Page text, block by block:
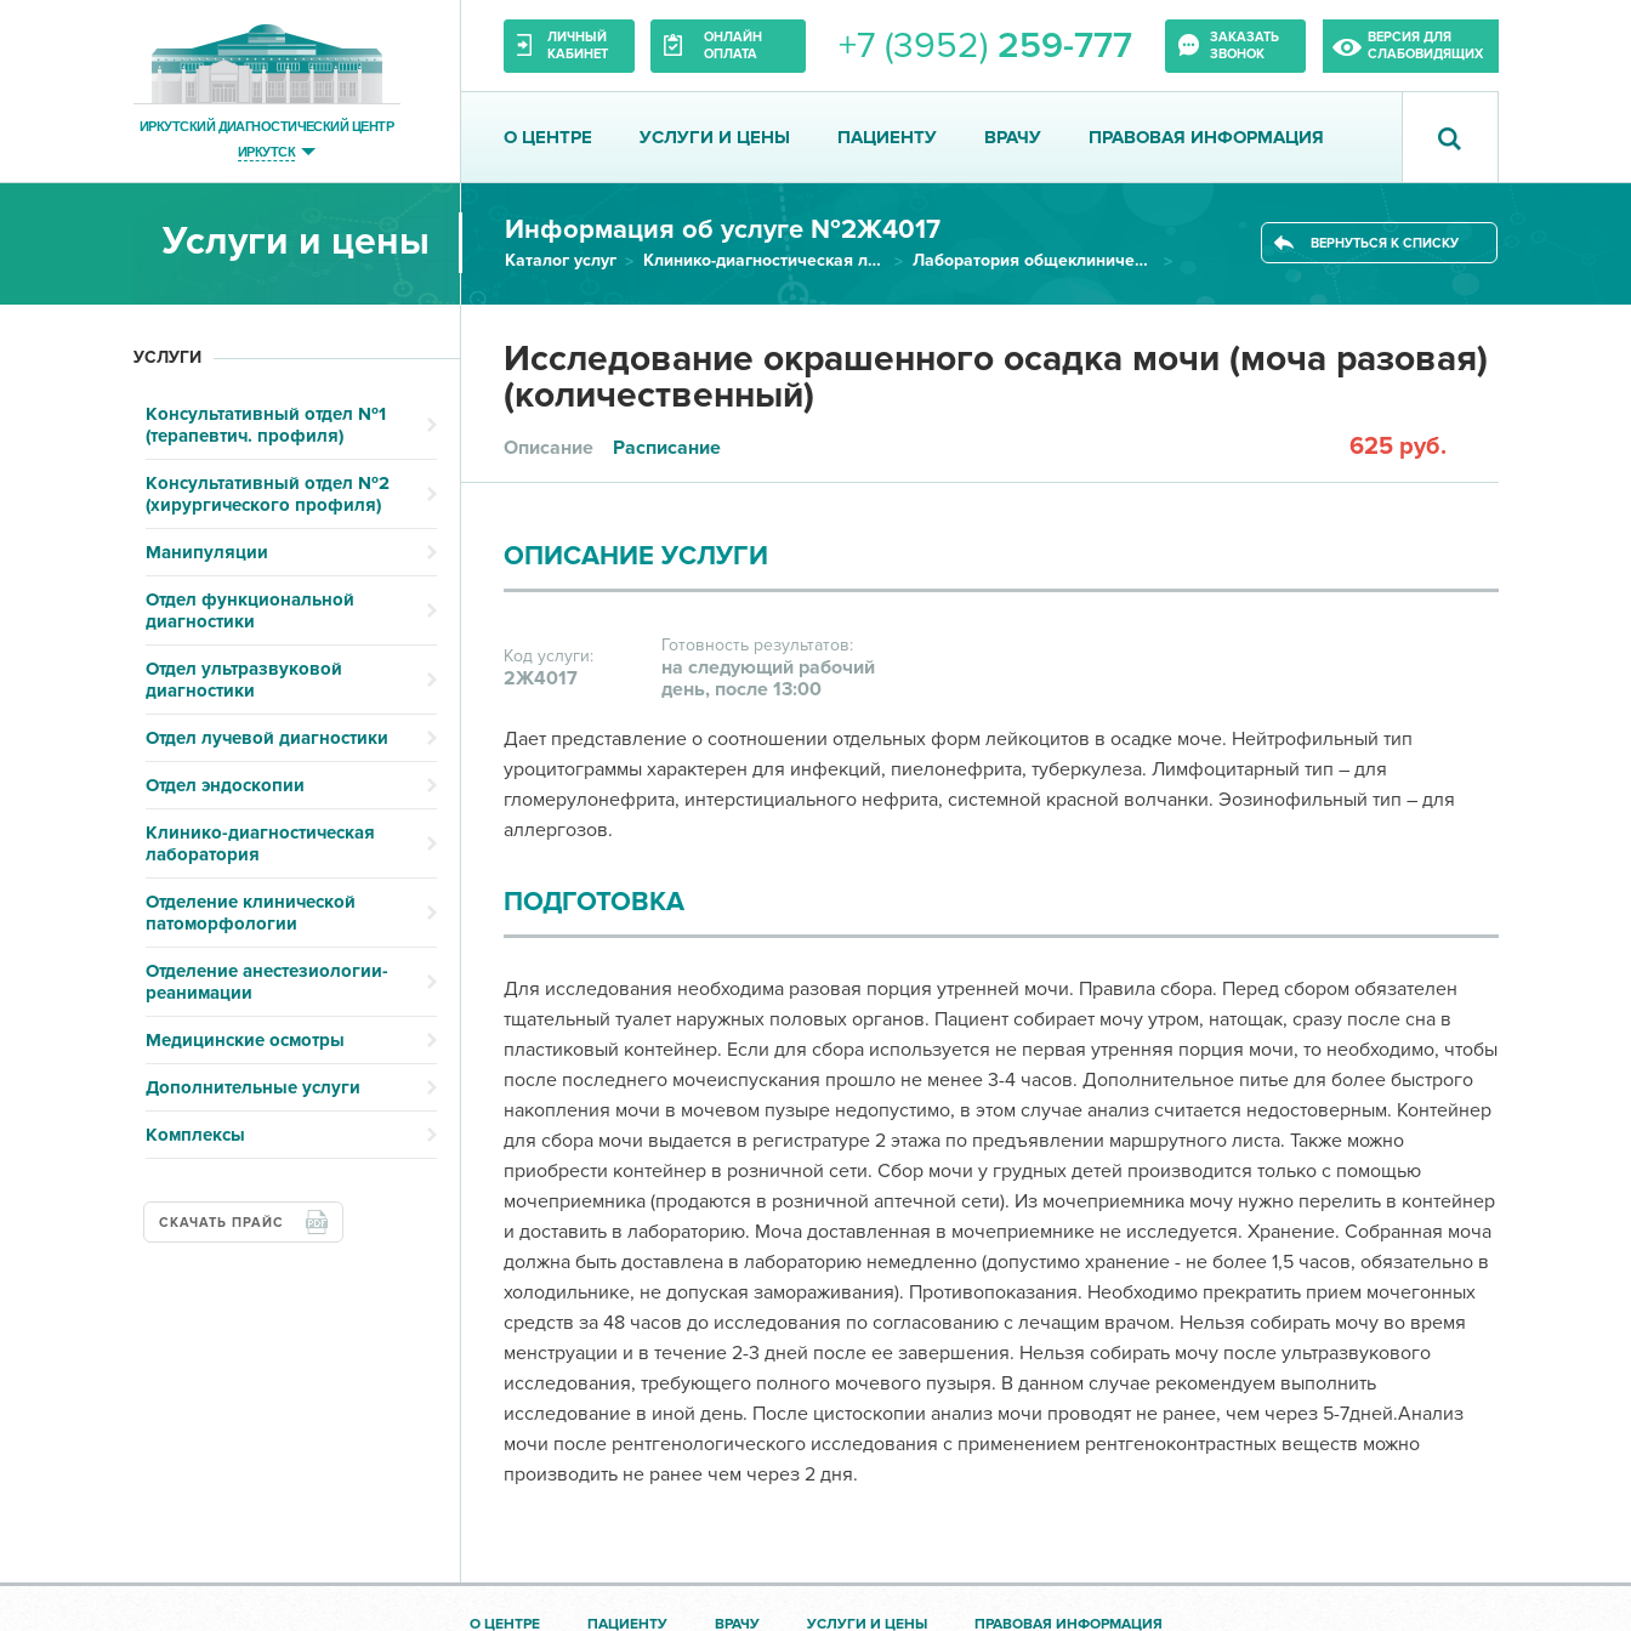
ИРКУТСКИЙ ДИАГНОСТИЧЕСКИЙ ЦЕНТР
ИРКУТСК
ЛИЧНЫЙ
КАБИНЕТ
ОНЛАЙН
ОПЛАТА
+7 (3952) 259-777
ЗАКАЗАТЬ
ЗВОНОК
ВЕРСИЯ ДЛЯ
СЛАБОВИДЯЩИХ
О ЦЕНТРЕ УСЛУГИ И ЦЕНЫ ПАЦИЕНТУ ВРАЧУ ПРАВОВАЯ ИНФОРМАЦИЯ
Услуги и цены Информация об услуге №2Ж4017
Каталог услуг Клинико-диагностическая лаборатория
Лаборатория общеклинических исследований
ВЕРНУТЬСЯ К СПИСКУ
УСЛУГИ
Консультативный отдел №1
(терапевтич. профиля)
Консультативный отдел №2
(хирургического профиля)
Манипуляции
Отдел функциональной
диагностики
Отдел ультразвуковой
диагностики
Отдел лучевой диагностики
Отдел эндоскопии
Клинико-диагностическая
лаборатория
Отделение клинической
патоморфологии
Отделение анестезиологии-
реанимации
Медицинские осмотры
Дополнительные услуги
Комплексы
СКАЧАТЬ ПРАЙС
Исследование окрашенного осадка мочи (моча разовая)
(количественный)
Описание Расписание 625 руб.
ОПИСАНИЕ УСЛУГИ
Код услуги:
2Ж4017
Готовность результатов:
на следующий рабочий
день, после 13:00
Дает представление о соотношении отдельных форм лейкоцитов в осадке моче. Нейтрофильный тип
уроцитограммы характерен для инфекций, пиелонефрита, туберкулеза. Лимфоцитарный тип – для
гломерулонефрита, интерстициального нефрита, системной красной волчанки. Эозинофильный тип – для
аллергозов.
ПОДГОТОВКА
Для исследования необходима разовая порция утренней мочи. Правила сбора. Перед сбором обязателен
тщательный туалет наружных половых органов. Пациент собирает мочу утром, натощак, сразу после сна в
пластиковый контейнер. Если для сбора используется не первая утренняя порция мочи, то необходимо, чтобы
после последнего мочеиспускания прошло не менее 3-4 часов. Дополнительное питье для более быстрого
накопления мочи в мочевом пузыре недопустимо, в этом случае анализ считается недостоверным. Контейнер
для сбора мочи выдается в регистратуре 2 этажа по предъявлении маршрутного листа. Также можно
приобрести контейнер в розничной сети. Сбор мочи у грудных детей производится только с помощью
мочеприемника (продаются в розничной аптечной сети). Из мочеприемника мочу нужно перелить в контейнер
и доставить в лабораторию. Моча доставленная в мочеприемнике не исследуется. Хранение. Собранная моча
должна быть доставлена в лабораторию немедленно (допустимо хранение - не более 1,5 часов, обязательно в
холодильнике, не допуская замораживания). Противопоказания. Необходимо прекратить прием мочегонных
средств за 48 часов до исследования по согласованию с лечащим врачом. Нельзя собирать мочу во время
менструации и в течение 2-3 дней после ее завершения. Нельзя собирать мочу после ультразвукового
исследования, требующего полного мочевого пузыря. В данном случае рекомендуем выполнить
исследование в иной день. После цистоскопии анализ мочи проводят не ранее, чем через 5-7дней.Анализ
мочи после рентгенологического исследования с применением рентгеноконтрастных веществ можно
производить не ранее чем через 2 дня.
О ЦЕНТРЕ ПАЦИЕНТУ ВРАЧУ УСЛУГИ И ЦЕНЫ ПРАВОВАЯ ИНФОРМАЦИЯ